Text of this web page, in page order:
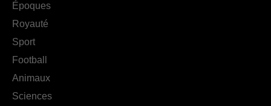
Époques
Royauté
Sport
Football
Animaux
Sciences